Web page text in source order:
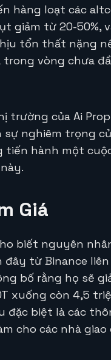
hàng loạt các
giảm từ 20-50%,
tổn thất nặng nề
trong vòng chưa
của Ai
nghiêm trọng
tiến hành một
Giá
biết nguyên
đây từ Binance
bố rằng họ sẽ
xuống còn 4,5
đặc biệt là các
cho các nhà